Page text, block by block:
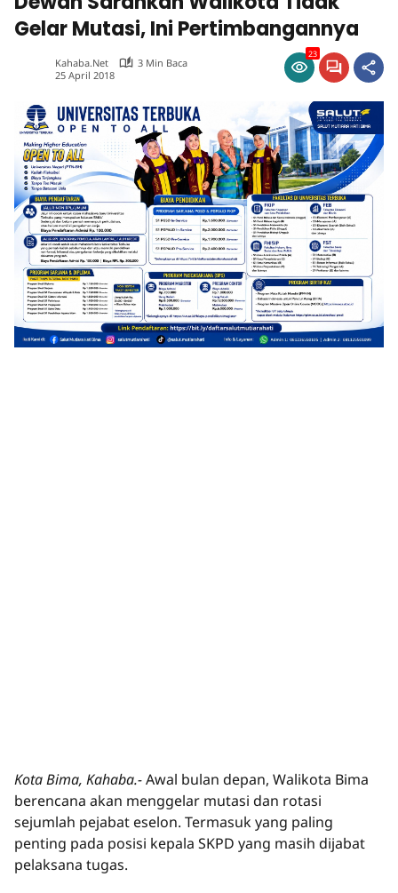
Gelar Mutasi, Ini Pertimbangannya
Kahaba.net
3 Min Baca
25 April 2018
23
Kota Bima, Kahaba.-Awal bulan depan, Walikota Bima
berencana akan menggelar mutasi dan rotasi
sejumlah pejabat eselon. Termasuk yang paling
penting pada posisi kepala SKPD yang masih dijabat
pelaksana tugas.